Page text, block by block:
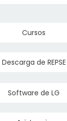
Cursos
Descarga de REPSE
Software de LG